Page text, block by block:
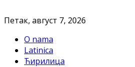
Петак, август 7, 2026
O nama
Latinica
Ћирилица